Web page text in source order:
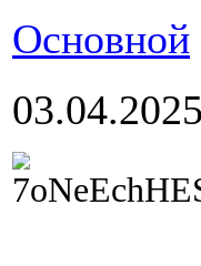
Основной